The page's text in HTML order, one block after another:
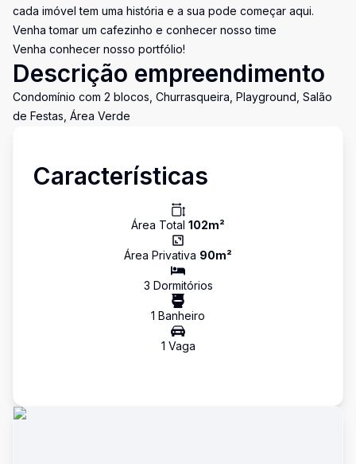
cada imóvel tem uma história e a sua pode começar aqui.
Venha tomar um cafezinho e conhecer nosso time
Venha conhecer nosso portfólio!
Descrição empreendimento
Condomínio com 2 blocos, Churrasqueira, Playground, Salão
de Festas, Área Verde
Características
Área Total 102m²
Área Privativa 90m²
3 Dormitórios
1 Banheiro
1 Vaga